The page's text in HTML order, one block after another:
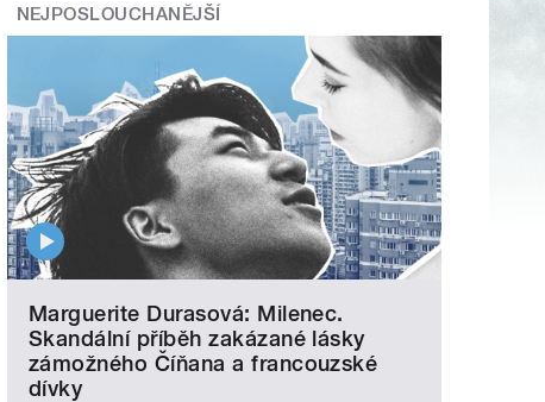
NEJPOSLOUCHANĚJŠÍ
Marguerite Durasová: Milenec.
Skandální příběh zakázané lásky
zámožného Číňana a francouzské
dívky